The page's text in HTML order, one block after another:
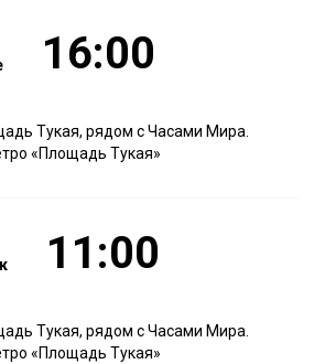
16:00
Тукая, рядом с Часами Мира.
«Площадь Тукая»
11:00
Тукая, рядом с Часами Мира.
«Площадь Тукая»